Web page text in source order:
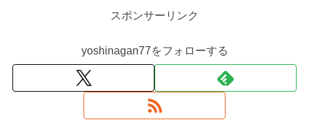
スポンサーリンク
yoshinagan77をフォローする